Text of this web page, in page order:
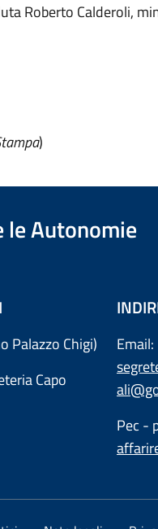
Roberto Calderoli,
)
Autonomie
Palazzo Chigi)
Capo
Email:
Pec -